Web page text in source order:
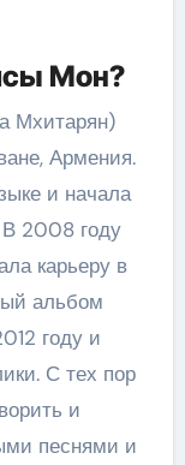
Мон?
Мхитарян)
Армения.
и начала
В 2008 году
карьеру в
альбом
году и
С тех пор
и
песнями и